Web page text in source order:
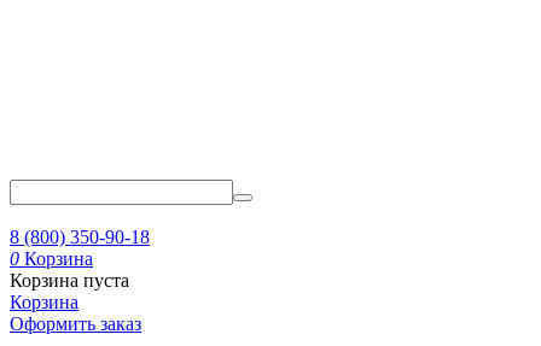
8 (800) 350-90-18
0 Корзина
Корзина пуста
Корзина
Оформить заказ